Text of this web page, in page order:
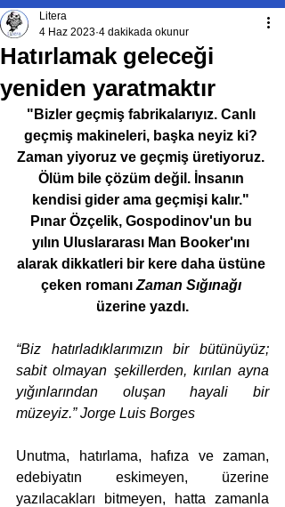
Hatırlamak geleceği
yeniden yaratmaktır
Litera
4 Haz 2023 4 dakikada okunur
"Bizler geçmiş fabrikalarıyız. Canlı
geçmiş makineleri, başka neyiz ki?
Zaman yiyoruz ve geçmiş üretiyoruz.
Ölüm bile çözüm değil. İnsanın
kendisi gider ama geçmişi kalır."
Pınar Özçelik, Gospodinov'un bu
yılın Uluslararası Man Booker'ını
alarak dikkatleri bir kere daha üstüne
çeken romanı Zaman Sığınağı
üzerine yazdı.
“Biz hatırladıklarımızın bir bütünüyüz;
sabit olmayan şekillerden, kırılan ayna
yığınlarından oluşan hayali bir
müzeyiz.” Jorge Luis Borges
Unutma, hatırlama, hafıza ve zaman,
edebiyatın eskimeyen, üzerine
yazılacakları bitmeyen, hatta zamanla